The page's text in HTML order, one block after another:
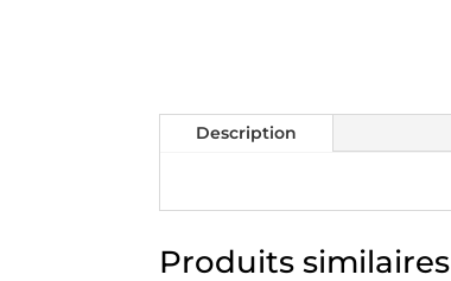
Description
Produits similaires